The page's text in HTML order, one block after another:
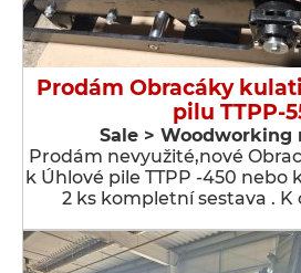
Prodám Obracáky
pilu TTPP-
Sale > Woodworking
Prodám nevyužité,nové
k Úhlové pile TTPP -450 nebo
2 ks kompletní sestava . K